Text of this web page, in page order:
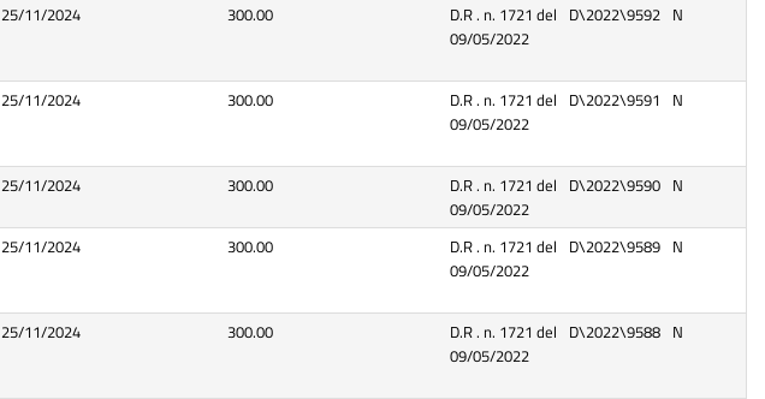
25/11/2024 300.00
D.R . n. 1721 del
09/05/2022
D\2022\9592 N
25/11/2024 300.00
D.R . n. 1721 del
09/05/2022
D\2022\9591 N
25/11/2024 300.00
D.R . n. 1721 del
09/05/2022
D\2022\9590 N
25/11/2024 300.00
D.R . n. 1721 del
09/05/2022
D\2022\9589 N
25/11/2024 300.00
D.R . n. 1721 del
09/05/2022
D\2022\9588 N